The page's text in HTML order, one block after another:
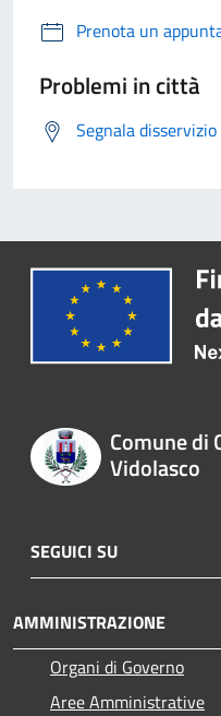
Prenota un
Problemi in città
Segnala disservizio
Comune di
Vidolasco
SEGUICI SU
AMMINISTRAZIONE
Organi di Governo
Aree Amministrative